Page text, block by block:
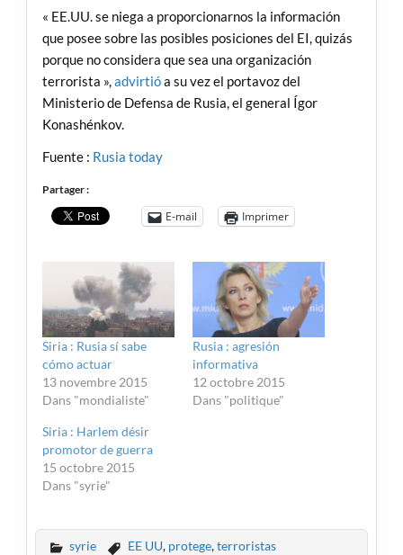
« EE.UU. se niega a proporcionarnos la información
que posee sobre las posibles posiciones del EI, quizás
porque no considera que sea una organización
terrorista »,advirtióa su vez el portavoz del
Ministerio de Defensa de Rusia, el general Ígor
Konashénkov.
Fuente : Rusia today
Partager :
E-mail Imprimer
Siria : Rusia sí sabe
cómo actuar
13 novembre 2015
Dans "mondialiste"
Rusia : agresión
informativa
12 octobre 2015
Dans "politique"
Siria : Harlem désir
promotor de guerra
15 octobre 2015
Dans "syrie"
syrie EE UU, protege,terroristas